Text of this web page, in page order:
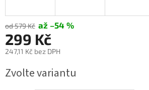
od 579 Kč až –54 %
299 Kč
247,11 Kč bez DPH
cena:
Zvolte variantu